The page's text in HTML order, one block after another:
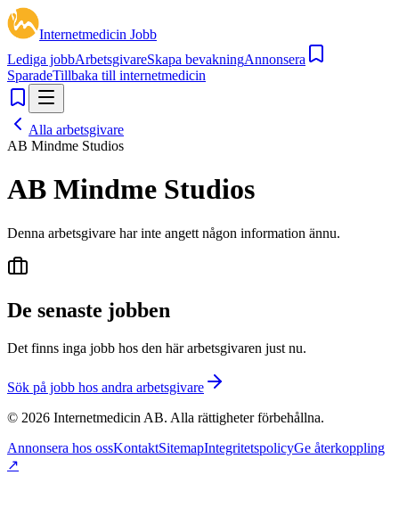
Internetmedicin Jobb
Lediga jobbArbetsgivareSkapa bevakningAnnonsera
SparadeTillbaka till internetmedicin
Alla arbetsgivare
AB Mindme Studios
AB Mindme Studios
Denna arbetsgivare har inte angett någon information ännu.
De senaste jobben
Det finns inga jobb hos den här arbetsgivaren just nu.
Sök på jobb hos andra arbetsgivare
© 2026 Internetmedicin AB. Alla rättigheter förbehållna.
Annonsera hos ossKontaktSitemapIntegritetspolicyGe återkoppling
↗